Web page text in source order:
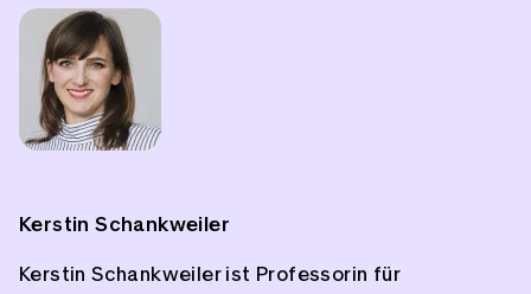
Kerstin Schankweiler
Kerstin Schankweiler ist Professorin für